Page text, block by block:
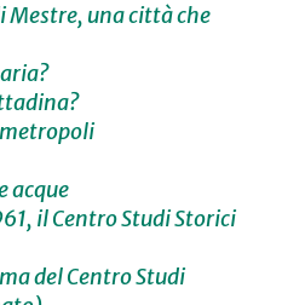
Mestre, una città che
metropoli
acque
il Centro Studi Storici
del Centro Studi